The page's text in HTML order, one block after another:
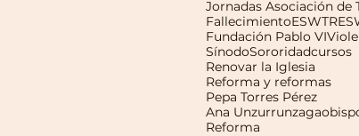
FallecimientoESWTR
Fundación Pablo VI
SínodoSororidadcursos
Renovar la Iglesia
Reforma y reformas
Pepa Torres Pérez
Ana Unzurrunzaga
Reforma